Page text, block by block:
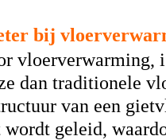
bij
vloerverwarming,
dan traditionele
van een
geleid,